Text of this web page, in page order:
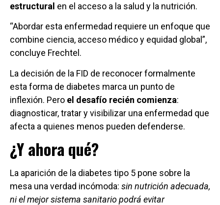
estructural en el acceso a la salud y la nutrición.
“Abordar esta enfermedad requiere un enfoque que
combine ciencia, acceso médico y equidad global”,
concluye Frechtel.
La decisión de la FID de reconocer formalmente
esta forma de diabetes marca un punto de
inflexión. Pero el desafío recién comienza:
diagnosticar, tratar y visibilizar una enfermedad que
afecta a quienes menos pueden defenderse.
¿Y ahora qué?
La aparición de la diabetes tipo 5 pone sobre la
mesa una verdad incómoda: sin nutrición adecuada,
ni el mejor sistema sanitario podrá evitar